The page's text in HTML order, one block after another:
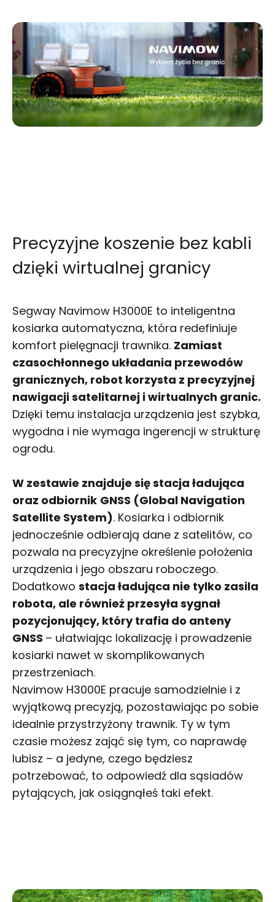
Precyzyjne koszenie bez kabli
dzięki wirtualnej granicy
Segway Navimow H3000E to inteligentna
kosiarka automatyczna, która redefiniuje
komfort pielęgnacji trawnika. Zamiast
czasochłonnego układania przewodów
granicznych, robot korzysta z precyzyjnej
nawigacji satelitarnej i wirtualnych granic.
Dzięki temu instalacja urządzenia jest szybka,
wygodna i nie wymaga ingerencji w strukturę
ogrodu.
W zestawie znajduje się stacja ładująca
oraz odbiornik GNSS (Global Navigation
Satellite System). Kosiarka i odbiornik
jednocześnie odbierają dane z satelitów, co
pozwala na precyzyjne określenie położenia
urządzenia i jego obszaru roboczego.
Dodatkowo stacja ładująca nie tylko zasila
robota, ale również przesyła sygnał
pozycjonujący, który trafia do anteny
GNSS – ułatwiając lokalizację i prowadzenie
kosiarki nawet w skomplikowanych
przestrzeniach.
Navimow H3000E pracuje samodzielnie i z
wyjątkową precyzją, pozostawiając po sobie
idealnie przystrzyżony trawnik. Ty w tym
czasie możesz zająć się tym, co naprawdę
lubisz – a jedyne, czego będziesz
potrzebować, to odpowiedź dla sąsiadów
pytających, jak osiągnąłeś taki efekt.